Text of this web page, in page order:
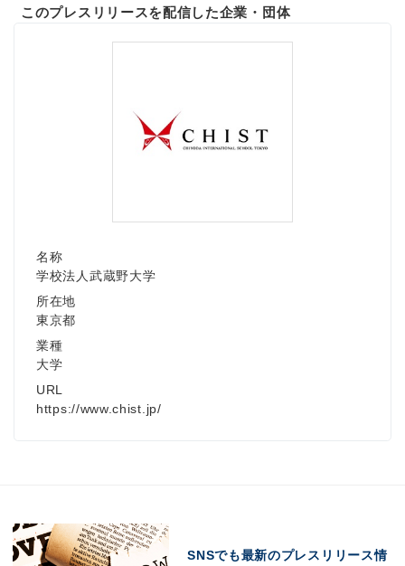
このプレスリリースを配信した企業・団体
名称
学校法人武蔵野大学
所在地
東京都
業種
大学
URL
https://www.chist.jp/
SNSでも最新のプレスリリース情